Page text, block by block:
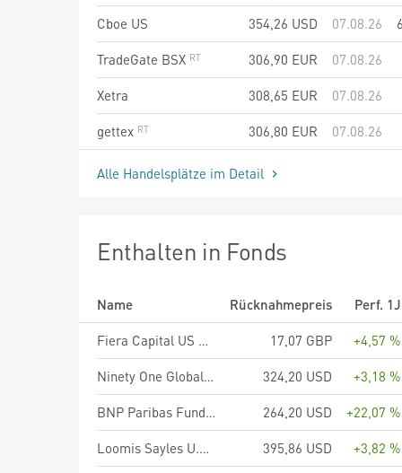
Cboe US
354,26 USD 07.08.26
TradeGate BSX
306,90 EUR
07.08.26
Xetra
308,65 EUR
07.08.26
gettex
306,80 EUR 07.08.26
Alle Handelsplätze im Detail
Enthalten in Fonds
Name Rücknahmepreis
Perf. 1J
Fiera Capital US Equity Fund - R Class Shares
17,07 GBP
+4,57 %
Ninety One Global Strategy Fund - American Franchise Fund A Inc USD
324,20 USD
+3,18 %
BNP Paribas Funds US Growth Classic Capitalisation
264,20 USD
+22,07 %
Loomis Sayles U.S. Growth Equity Fund R/A (USD)
395,86 USD
+3,82 %